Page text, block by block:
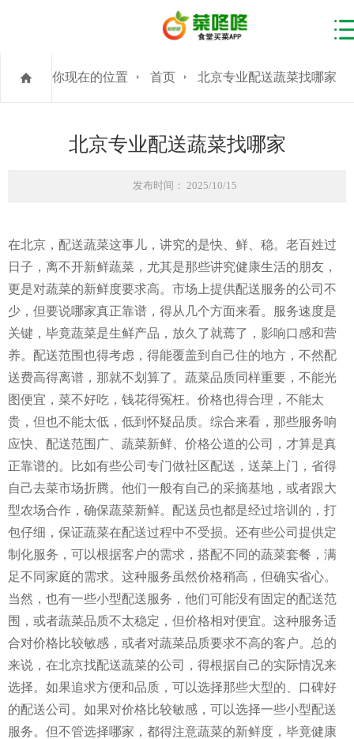
你现在的位置 首页 北京专业配送蔬菜找哪家
北京专业配送蔬菜找哪家
发布时间： 2025/10/15
在北京，配送蔬菜这事儿，讲究的是快、鲜、稳。老百姓过
日子，离不开新鲜蔬菜，尤其是那些讲究健康生活的朋友，
更是对蔬菜的新鲜度要求高。市场上提供配送服务的公司不
少，但要说哪家真正靠谱，得从几个方面来看。服务速度是
关键，毕竟蔬菜是生鲜产品，放久了就蔫了，影响口感和营
养。配送范围也得考虑，得能覆盖到自己住的地方，不然配
送费高得离谱，那就不划算了。蔬菜品质同样重要，不能光
图便宜，菜不好吃，钱花得冤枉。价格也得合理，不能太
贵，但也不能太低，低到怀疑品质。综合来看，那些服务响
应快、配送范围广、蔬菜新鲜、价格公道的公司，才算是真
正靠谱的。比如有些公司专门做社区配送，送菜上门，省得
自己去菜市场折腾。他们一般有自己的采摘基地，或者跟大
型农场合作，确保蔬菜新鲜。配送员也都是经过培训的，打
包仔细，保证蔬菜在配送过程中不受损。还有些公司提供定
制化服务，可以根据客户的需求，搭配不同的蔬菜套餐，满
足不同家庭的需求。这种服务虽然价格稍高，但确实省心。
当然，也有一些小型配送服务，他们可能没有固定的配送范
围，或者蔬菜品质不太稳定，但价格相对便宜。这种服务适
合对价格比较敏感，或者对蔬菜品质要求不高的客户。总的
来说，在北京找配送蔬菜的公司，得根据自己的实际情况来
选择。如果追求方便和品质，可以选择那些大型的、口碑好
的配送公司。如果对价格比较敏感，可以选择一些小型配送
服务。但不管选择哪家，都得注意蔬菜的新鲜度，毕竟健康